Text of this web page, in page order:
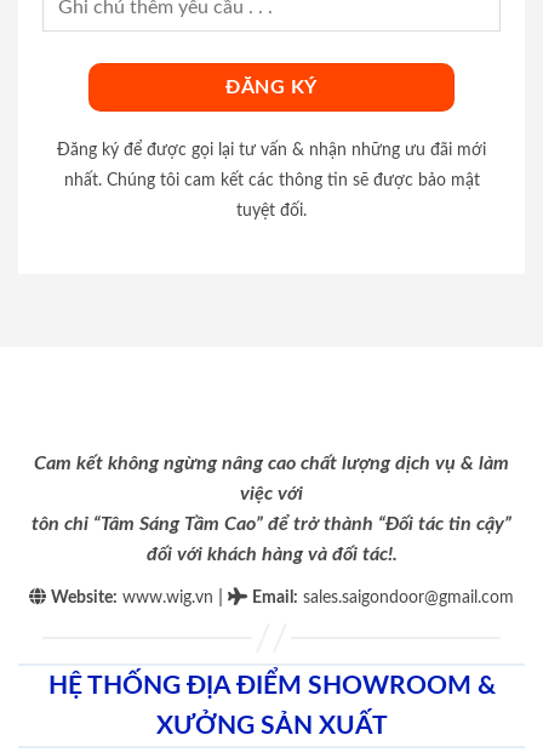
Đăng ký để được gọi lại tư vấn & nhận những ưu đãi mới
nhất. Chúng tôi cam kết các thông tin sẽ được bảo mật
tuyệt đối.
Cam kết không ngừng nâng cao chất lượng dịch vụ & làm
việc với
tôn chỉ “Tâm Sáng Tầm Cao” để trở thành “Đối tác tin cậy”
đối với khách hàng và đối tác!.
Website: www.wig.vn Email : sales.saigondoor@gmail.com
HỆ THỐNG ĐỊA ĐIỂM SHOWROOM &
XƯỞNG SẢN XUẤT